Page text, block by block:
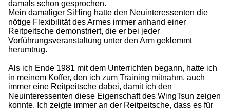
damals schon gesprochen.
Mein damaliger SiHing hatte den Neuinteressenten die
nötige Flexibilität des Armes immer anhand einer
Reitpeitsche demonstriert, die er bei jeder
Vorführungsveranstaltung unter den Arm geklemmt
herumtrug.
Als ich Ende 1981 mit dem Unterrichten begann, hatte ich
in meinem Koffer, den ich zum Training mitnahm, auch
immer eine Reitpeitsche dabei, damit ich den
Neuinteressenten diese Eigenschaft des WingTsun zeigen
konnte. Ich zeigte immer an der Reitpeitsche, dass es für